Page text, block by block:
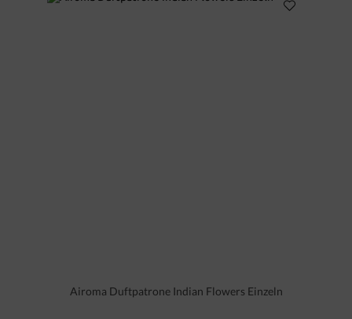
Airoma Duftpatrone Indian Flowers Einzeln